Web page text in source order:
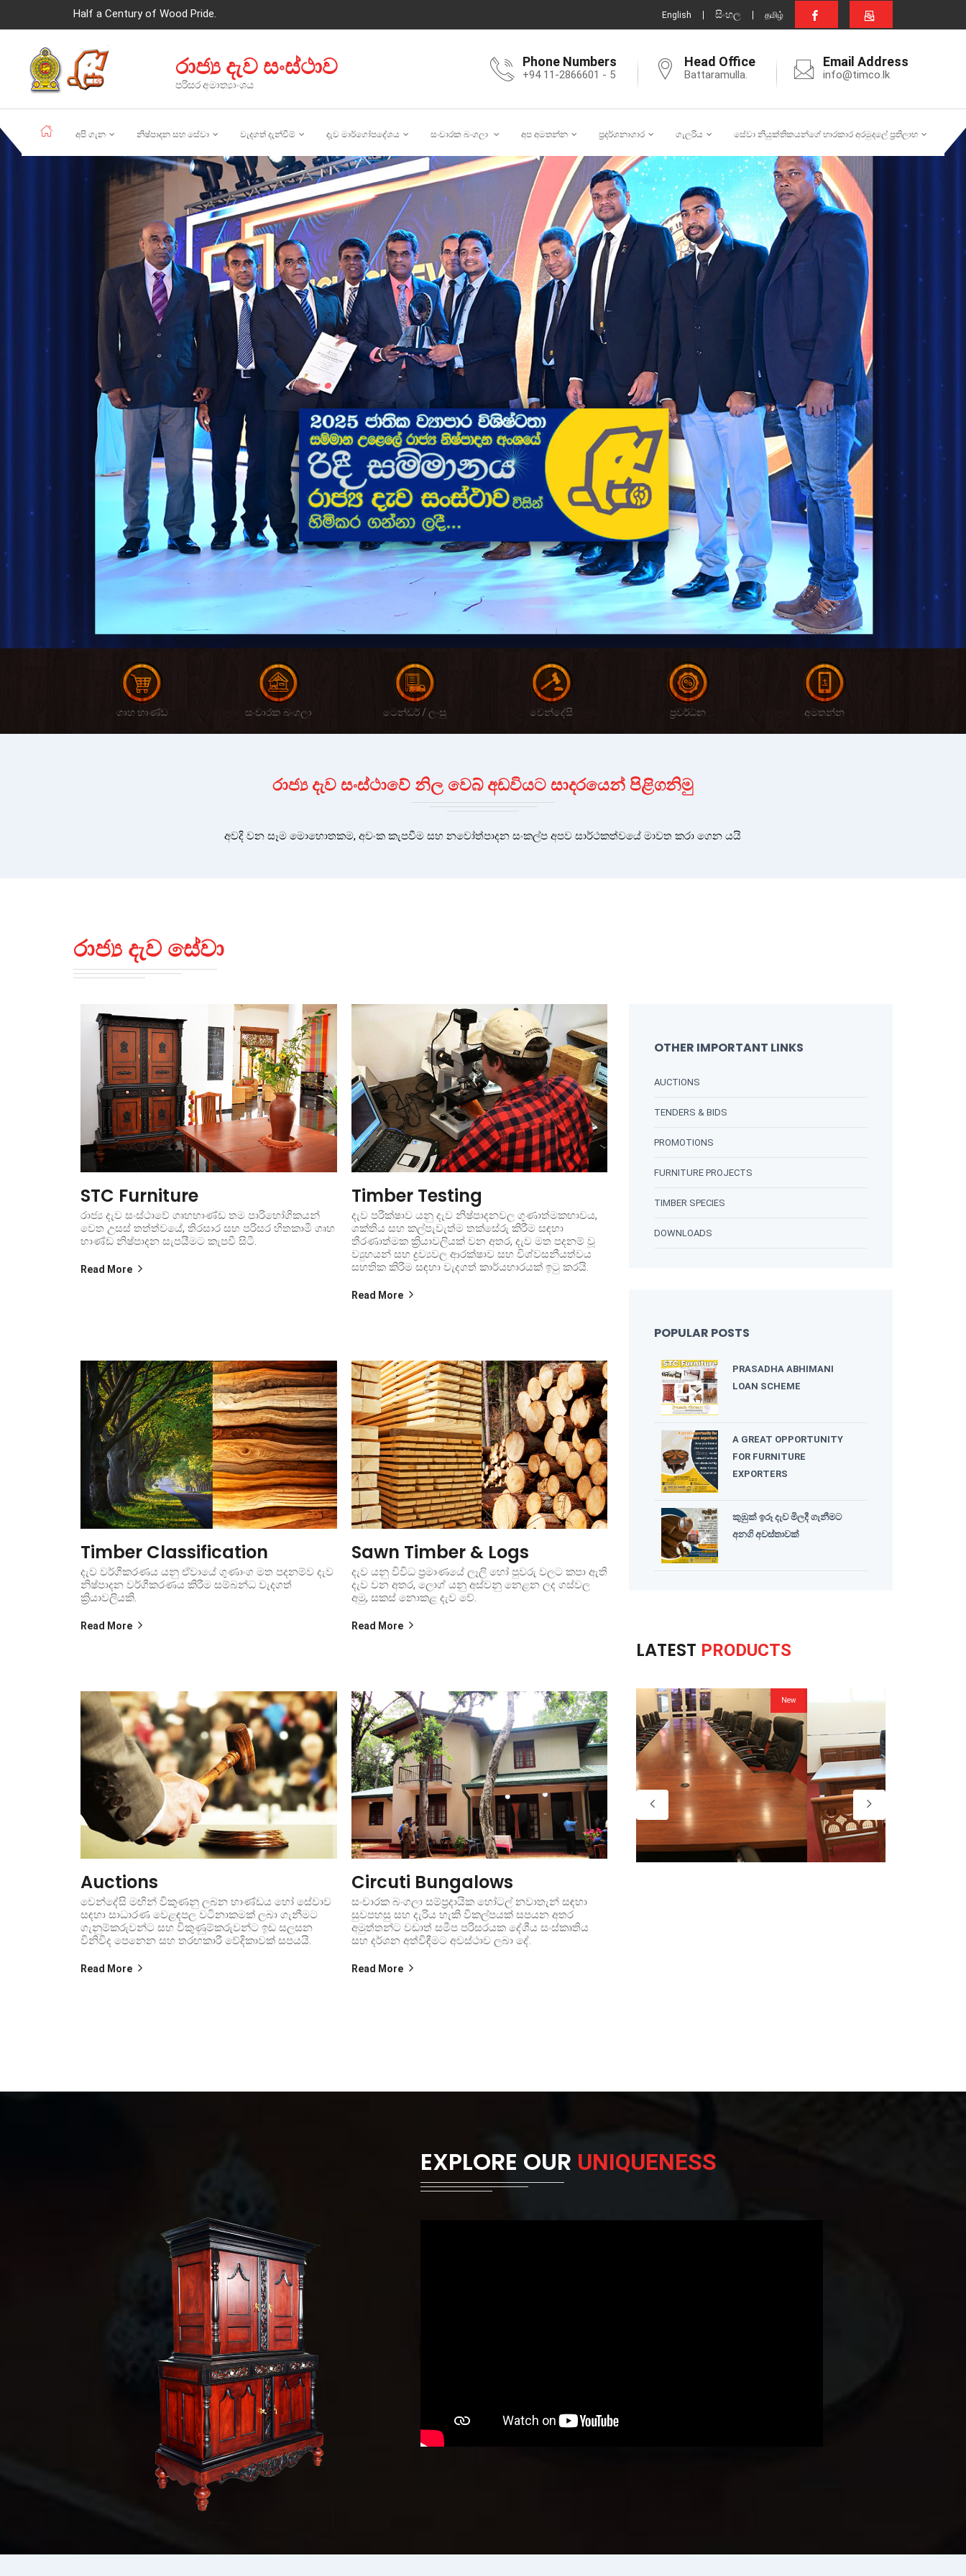
Half a Century of Wood Pride. English සිංහල தமிழ்
රාජ්‍ය දැව සංස්ථාව
පරිසර අමාත්‍යාංශය
Phone Numbers
+94 11-2866601 - 5
Head Office
Battaramulla.
Email Address
info@timco.lk
අපි ගැන නිෂ්පාදන සහ සේවා වැදගත් දැන්වීම් දැව මාර්ගෝපදේශය සංචාරක බංගලා අප අමතන්න ප්‍රදර්ශනාගාර ගැලරිය සේවා නියුක්තිකයන්ගේ භාරකාර අරමුදලේ ප්‍රතිලාභ
ගෘහ භාණ්ඩ සංචාරක බංගලා ටෙන්ඩර් / ලංසු වෙන්දේසි ප්‍රවර්ධන අමතන්න
රාජ්‍ය දැව සංස්ථාවේ නිල වෙබ් අඩවියට සාදරයෙන් පිළිගනිමු
අවදි වන සෑම මොහොතකම, අවංක කැපවීම සහ නවෝත්පාදන සංකල්ප අපව සාර්ථකත්වයේ මාවත කරා ගෙන යයි
රාජ්‍ය දැව සේවා
STC Furniture
රාජ්‍ය දැව සංස්ථාවේ ගෘහභාණ්ඩ තම පාරිභෝගිකයන්
වෙත උසස් තත්ත්වයේ, තිරසාර සහ පරිසර හිතකාමී ගෘහ
භාණ්ඩ නිෂ්පාදන සැපයීමට කැපවී සිටී.
Read More
Timber Testing
දැව පරීක්ෂාව යනු දැව නිෂ්පාදනවල ගුණාත්මකභාවය,
ශක්තිය සහ කල්පැවැත්ම තක්සේරු කිරීම සඳහා
තීරණාත්මක ක්‍රියාවලියක් වන අතර, දැව මත පදනම් වූ
ව්‍යුහයන් සහ ද්‍රව්‍යවල ආරක්ෂාව සහ විශ්වසනීයත්වය
සහතික කිරීම සඳහා වැදගත් කාර්යභාරයක් ඉටු කරයි.
Read More
Timber Classification
දැව වර්ගීකරණය යනු ඒවායේ ගුණාංග මත පදනම්ව දැව
නිෂ්පාදන වර්ගීකරණය කිරීම සම්බන්ධ වැදගත්
ක්‍රියාවලියකි.
Read More
Sawn Timber & Logs
දැව යනු විවිධ ප්‍රමාණයේ ලෑලි හෝ පුවරු වලට කපා ඇති
දැව වන අතර, ලොග් යනු අස්වනු නෙළන ලද ගස්වල
අමු, සකස් නොකළ දැව වේ.
Read More
Auctions
වෙන්දේසි මඟින් විකුණනු ලබන භාණ්ඩය හෝ සේවාව
සඳහා සාධාරණ වෙළඳපල වටිනාකමක් ලබා ගැනීමට
ගැනුම්කරුවන්ට සහ විකුණුම්කරුවන්ට ඉඩ සලසන
විනිවිද පෙනෙන සහ තරඟකාරී වේදිකාවක් සපයයි.
Read More
Circuti Bungalows
සංචාරක බංගලා සම්ප්‍රදායික හෝටල් නවාතැන් සඳහා
සුවපහසු සහ දැරිය හැකි විකල්පයක් සපයන අතර
අමුත්තන්ට වඩාත් සමීප පරිසරයක දේශීය සංස්කෘතිය
සහ දර්ශන අත්විඳීමට අවස්ථාව ලබා දේ.
Read More
OTHER IMPORTANT LINKS
AUCTIONS
TENDERS & BIDS
PROMOTIONS
FURNITURE PROJECTS
TIMBER SPECIES
DOWNLOADS
POPULAR POSTS
PRASADHA ABHIMANI
LOAN SCHEME
A GREAT OPPORTUNITY
FOR FURNITURE
EXPORTERS
කුඹුක් ඉරූ දැව මිලදී ගැනීමට
අනගි අවස්තාවක්
LATEST PRODUCTS
New
EXPLORE OUR UNIQUENESS